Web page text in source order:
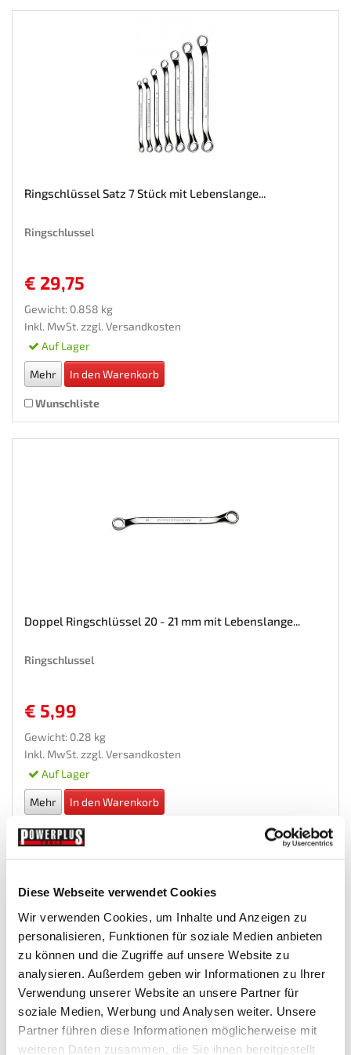
Diese Webseite verwendet Cookies
Wir verwenden Cookies, um Inhalte und Anzeigen zu
personalisieren, Funktionen für soziale Medien anbieten
zu können und die Zugriffe auf unsere Website zu
analysieren. Außerdem geben wir Informationen zu Ihrer
Verwendung unserer Website an unsere Partner für
soziale Medien, Werbung und Analysen weiter. Unsere
Partner führen diese Informationen möglicherweise mit
weiteren Daten zusammen, die Sie ihnen bereitgestellt
Ringschlüssel Satz 7 Stück mit Lebenslange...
Ringschlussel
€ 29,75
Gewicht: 0.858 kg
Inkl. MwSt. zzgl. Versandkosten
Auf Lager
Mehr In den Warenkorb
Wunschliste
Doppel Ringschlüssel 20 - 21 mm mit Lebenslange...
Ringschlussel
€ 5,99
Gewicht: 0.28 kg
Inkl. MwSt. zzgl. Versandkosten
Auf Lager
Mehr In den Warenkorb
Wunschliste
Doppel Ringschlüssel 22 - 24 mm mit Lebenslange...